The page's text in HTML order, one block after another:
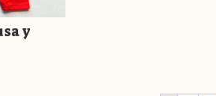
y